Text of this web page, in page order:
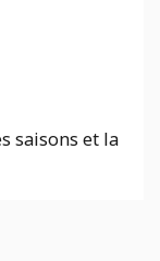
saisons et la